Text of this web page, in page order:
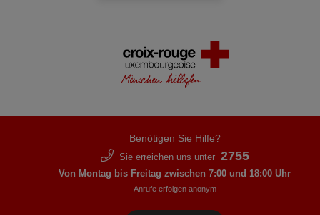
Benötigen Sie Hilfe?
Sie erreichen uns unter 2755
Von Montag bis Freitag zwischen 7:00 und 18:00 Uhr
Anrufe erfolgen anonym